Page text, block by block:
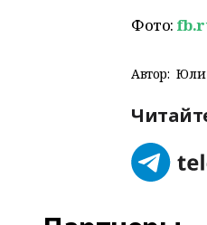
Фото:
Автор: Юлиә